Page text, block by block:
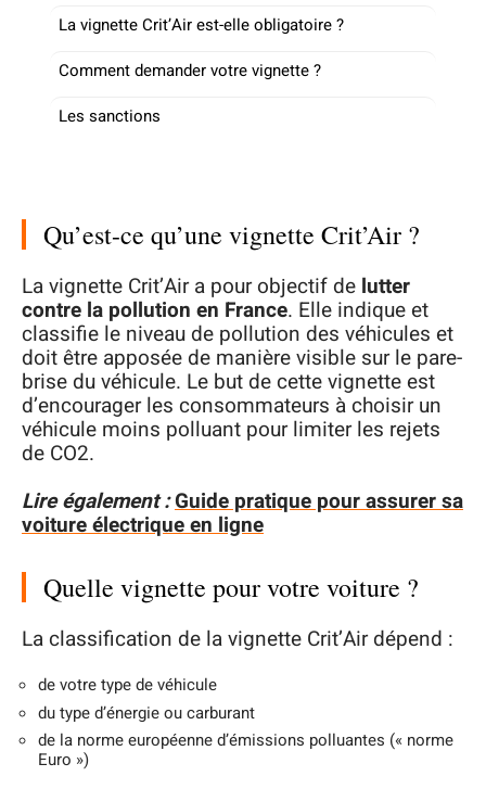
La vignette Crit’Air est-elle obligatoire ?
Comment demander votre vignette ?
Les sanctions
Qu’est-ce qu’une vignette Crit’Air ?
La vignette Crit’Air a pour objectif de lutter
contre la pollution en France. Elle indique et
classifie le niveau de pollution des véhicules et
doit être apposée de manière visible sur le pare-
brise du véhicule. Le but de cette vignette est
d’encourager les consommateurs à choisir un
véhicule moins polluant pour limiter les rejets
de CO2.
Lire également :Guide pratique pour assurer sa
voiture électrique en ligne
Quelle vignette pour votre voiture ?
La classification de la vignette Crit’Air dépend :
de votre type de véhicule
du type d’énergie ou carburant
de la norme européenne d’émissions polluantes (« norme
Euro »)